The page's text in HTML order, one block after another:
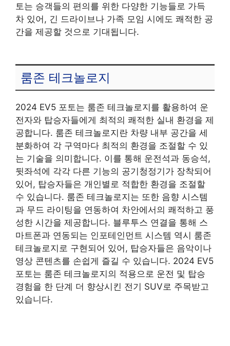
토는 승객들의 편의를 위한 다양한 기능들로 가득
차 있어, 긴 드라이브나 가족 모임 시에도 쾌적한 공
간을 제공할 것으로 기대됩니다.
룸존 테크놀로지
2024 EV5 포토는 룸존 테크놀로지를 활용하여 운
전자와 탑승자들에게 최적의 쾌적한 실내 환경을 제
공합니다. 룸존 테크놀로지란 차량 내부 공간을 세
분화하여 각 구역마다 최적의 환경을 조절할 수 있
는 기술을 의미합니다. 이를 통해 운전석과 동승석,
뒷좌석에 각각 다른 기능의 공기청정기가 장착되어
있어, 탑승자들은 개인별로 적합한 환경을 조절할
수 있습니다. 룸존 테크놀로지는 또한 음향 시스템
과 무드 라이팅을 연동하여 차안에서의 쾌적하고 풍
성한 시간을 제공합니다. 블루투스 연결을 통해 스
마트폰과 연동되는 인포테인먼트 시스템 역시 룸존
테크놀로지로 구현되어 있어, 탑승자들은 음악이나
영상 콘텐츠를 손쉽게 즐길 수 있습니다. 2024 EV5
포토는 룸존 테크놀로지의 적용으로 운전 및 탑승
경험을 한 단계 더 향상시킨 전기 SUV로 주목받고
있습니다.